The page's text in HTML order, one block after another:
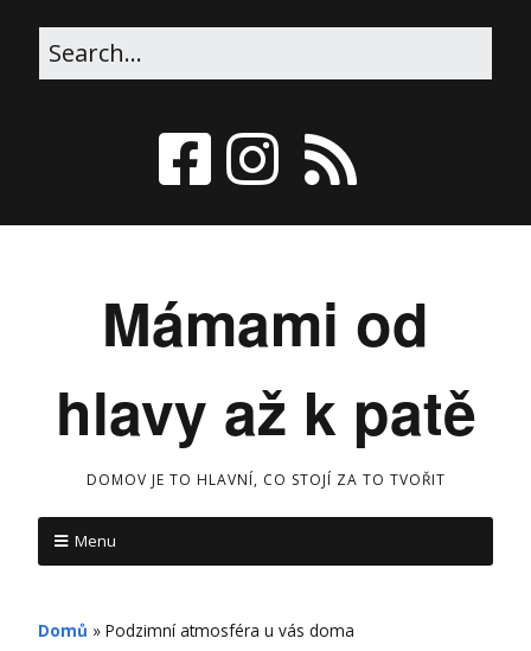
Mámami od
hlavy až k patě
DOMOV JE TO HLAVNÍ, CO STOJÍ ZA TO TVOŘIT
Menu
Domů » Podzimní atmosféra u vás doma